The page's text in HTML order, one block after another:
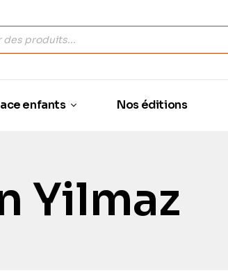
enfants Nos éditions
Yilmaz